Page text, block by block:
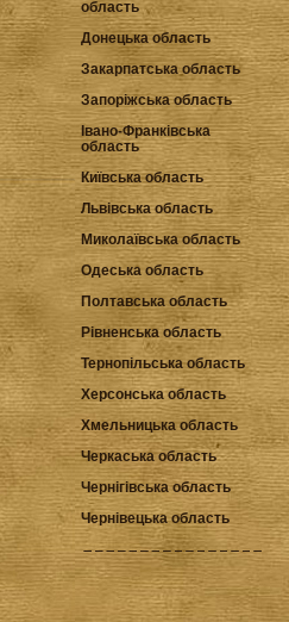
область
Донецька область
Закарпатська область
Запоріжська область
Івано-Франківська
область
Київська область
Львівська область
Миколаївська область
Одеська область
Полтавська область
Рівненська область
Тернопільська область
Херсонська область
Хмельницька область
Черкаська область
Чернігівська область
Чернівецька область